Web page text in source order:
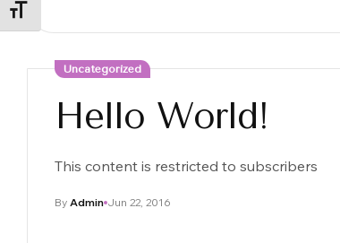
ALTERNAR TAMAÑO DE LETRA
Uncategorized
Hello World!
This content is restricted to subscribers
Jun 22, 2016
By Admin